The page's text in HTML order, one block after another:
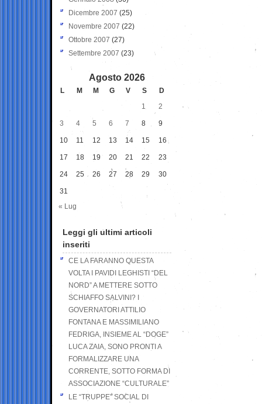
Dicembre 2007 (25)
Novembre 2007 (22)
Ottobre 2007 (27)
Settembre 2007 (23)
Agosto 2026
L M M G V S
D
1
2
3 4 5 6 7 8 9
10 11 12 13 14 15 16
17 18 19 20 21 22 23
24 25 26 27 28 29 30
31
« Lug
Leggi gli ultimi articoli
inseriti
CE LA FARANNO QUESTA
VOLTA I PAVIDI LEGHISTI “DEL
NORD” A METTERE SOTTO
SCHIAFFO SALVINI? I
GOVERNATORI ATTILIO
FONTANA E MASSIMILIANO
FEDRIGA, INSIEME AL “DOGE”
LUCA ZAIA, SONO PRONTI A
FORMALIZZARE UNA
CORRENTE, SOTTO FORMA DI
ASSOCIAZIONE “CULTURALE”
LE “TRUPPE” SOCIAL DI